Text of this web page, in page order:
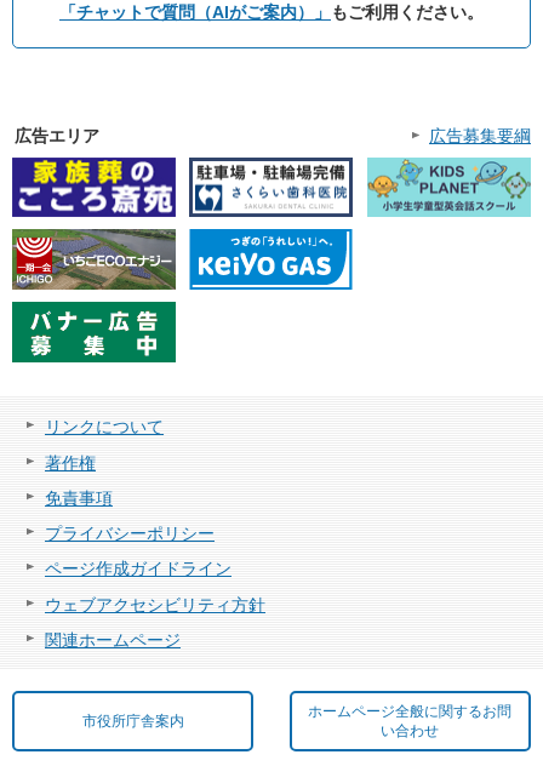
「チャットで質問（AIがご案内）」 もご利用ください。
広告エリア 広告募集要綱
リンクについて
著作権
免責事項
プライバシーポリシー
ページ作成ガイドライン
ウェブアクセシビリティ方針
関連ホームページ
市役所庁舎案内
ホームページ全般に関するお問
い合わせ